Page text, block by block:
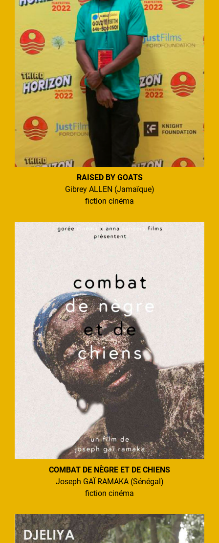
RAISED BY GOATS
Gibrey ALLEN (Jamaïque)
fiction cinéma
COMBAT DE NÈGRE ET DE CHIENS
Joseph GAÏ RAMAKA (Sénégal)
fiction cinéma